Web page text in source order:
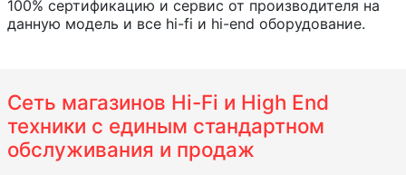
100% сертификацию и сервис от производителя на
данную модель и все hi-fi и hi-end оборудование.
Сеть магазинов Hi-Fi и High End
техники с единым стандартном
обслуживания и продаж